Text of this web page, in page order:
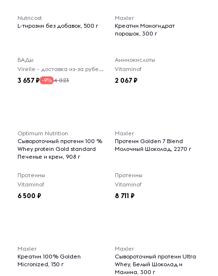
Nutricost
L-тирозин без добавок, 500 г
БАДы
Virelle - доставка из-за рубежа
3 657 -9% 4 023
Maxler
Креатин Моногидрат
порошок, 300 г
Аминокислоты
Vitaminof
2 067
Optimum Nutrition
Сывороточный протеин 100 %
Whey protein Gold standard
Печенье и крем, 908 г
Протеины
Vitaminof
6 500
Maxler
Протеин Golden 7 Blend
Молочный Шоколад, 2270 г
Протеины
Vitaminof
8 711
Maxler
Креатин 100% Golden
Micronized, 150 г
Maxler
Сывороточный протеин Ultra
Whey, Белый Шоколад и
Малина, 300 г